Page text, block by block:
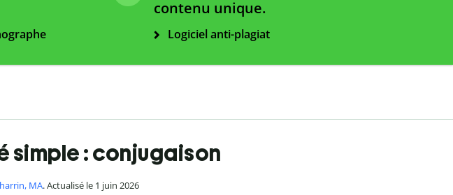
contenu unique.
Logiciel anti-plagiat
simple : conjugaison
MA. Actualisé le 1 juin 2026